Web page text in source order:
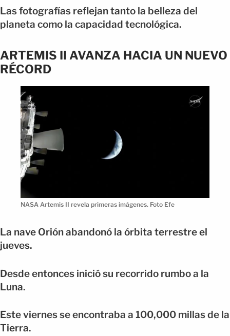
Las fotografías reflejan tanto la belleza del
planeta como la capacidad tecnológica.
ARTEMIS II AVANZA HACIA UN NUEVO
RÉCORD
NASA Artemis II revela primeras imágenes. Foto Efe
La nave Orión abandonó la órbita terrestre el
jueves.
Desde entonces inició su recorrido rumbo a la
Luna.
Este viernes se encontraba a 100,000 millas de la
Tierra.